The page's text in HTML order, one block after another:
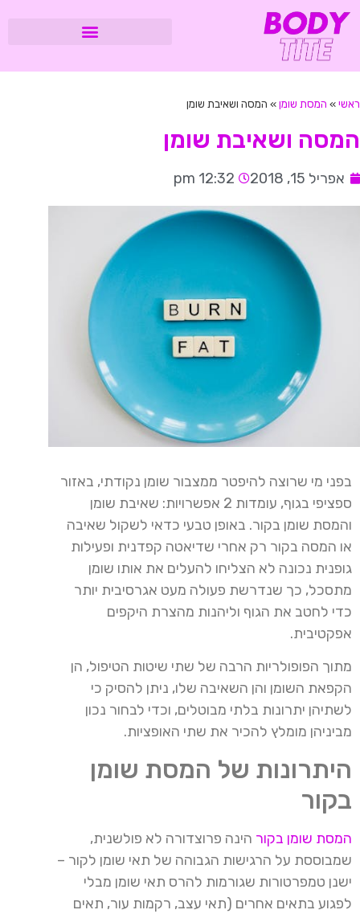
ראשי» המסת שומן» המסה ושאיבת שומן
המסה ושאיבת שומן
אפריל 15, 2018 12:32 pm
בפני מי שרוצה להיפטר ממצבור שומן נקודתי, באזור
ספציפי בגוף, עומדות 2 אפשרויות: שאיבת שומן
והמסת שומן בקור. באופן טבעי כדאי לשקול שאיבה
או המסה בקור רק אחרי שדיאטה קפדנית ופעילות
גופנית נכונה לא הצליחו להעלים את אותו שומן
מתסכל, כך שנדרשת פעולה מעט אגרסיבית יותר
כדי לחטב את הגוף וליהנות מהצרת היקפים
אפקטיבית.
מתוך הפופולריות הרבה של שתי שיטות הטיפול, הן
הקפאת השומן והן השאיבה שלו, ניתן להסיק כי
לשתיהן יתרונות בלתי מבוטלים, וכדי לבחור נכון
מביניהן מומלץ להכיר את שתי האופציות.
היתרונות של המסת שומן
בקור
המסת שומן בקור הינה פרוצדורה לא פולשנית,
שמבוססת על הרגישות הגבוהה של תאי שומן לקור –
ישנן טמפרטורות שגורמות להרס תאי שומן מבלי
לפגוע בתאים אחרים (תאי עצב, רקמות עור, תאים